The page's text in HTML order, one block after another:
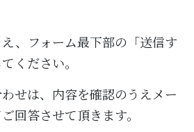
、フォーム最下部の「送信す
ください。
せは、内容を確認のうえメー
回答させて頂きます。